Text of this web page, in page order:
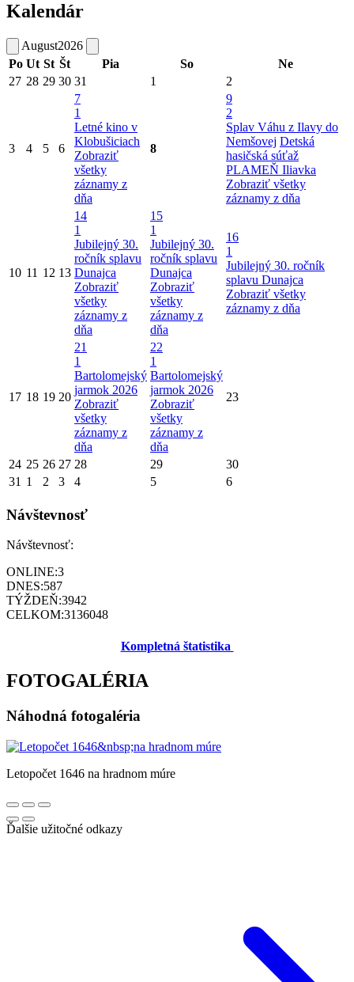
Kalendár
August2026
Po Ut St Št Pia So
Ne
27 28 29 30 31 1 2
3 4 5 6
7
1
Letné kino v
Klobušiciach
Zobraziť
všetky
záznamy z
dňa
8
9
2
Splav Váhu z Ilavy do
Nemšovej Detská
hasičská súťaž
PLAMEŇ Iliavka
Zobraziť všetky
záznamy z dňa
10 11 12 13
14
1
Jubilejný 30.
ročník splavu
Dunajca
Zobraziť
všetky
záznamy z
dňa
15
1
Jubilejný 30.
ročník splavu
Dunajca
Zobraziť
všetky
záznamy z
dňa
16
1
Jubilejný 30. ročník
splavu Dunajca
Zobraziť všetky
záznamy z dňa
17 18 19 20
21
1
Bartolomejský
jarmok 2026
Zobraziť
všetky
záznamy z
dňa
22
1
Bartolomejský
jarmok 2026
Zobraziť
všetky
záznamy z
dňa
23
24 25 26 27 28 29
30
31 1 2 3 4 5 6
Návštevnosť
Návštevnosť:
ONLINE:3
DNES:587
TÝŽDEŇ:3942
CELKOM:3136048
Kompletná štatistika
FOTOGALÉRIA
Náhodná fotogaléria
Letopočet 1646 na hradnom múre
Ďalšie užitočné odkazy